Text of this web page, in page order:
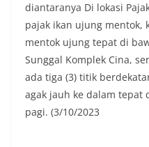
diantaranya Di lokasi
pajak ikan ujung mentok,
mentok ujung tepat di
Sunggal Komplek Cina,
ada tiga (3) titik
agak jauh ke dalam tepat
pagi. (3/10/2023